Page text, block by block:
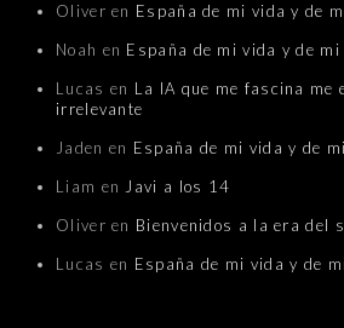
Oliver en España de mi vida y de
Noah en España de mi vida y de mi
Lucas en La IA que me fascina me
irrelevante
Jaden en España de mi vida y de
Liam en Javi a los 14
Oliver en Bienvenidos a la era del
Lucas en España de mi vida y de